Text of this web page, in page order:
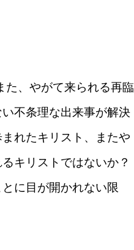
た、やがて来られる再臨
不条理な出来事が解決
れたキリスト、またや
キリストではないか？
に目が開かれない限